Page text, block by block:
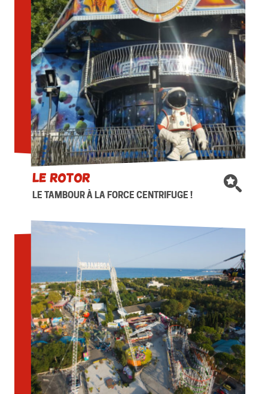
Le ROTOR
LE TAMBOUR À LA FORCE CENTRIFUGE !